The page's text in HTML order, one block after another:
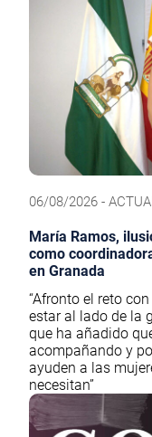
06/08/2026 -
María Ramos,
como
en Granada
“Afronto el reto
estar al lado de la
que ha añadido
acompañando y
ayuden a las
necesitan”